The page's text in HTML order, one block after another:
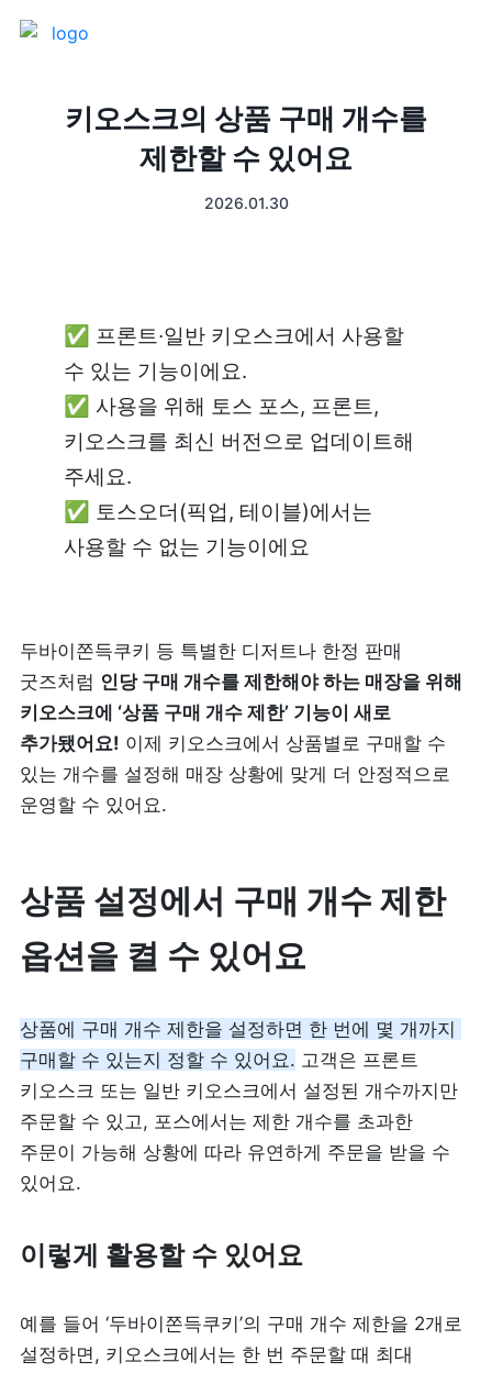
고객관리
매출 장부
키오스크
픽업주문
리뷰 모으기
음식점
카페・베이커리
식당
도소매
도・소매업
꽃집
서비스업
뷰티
피트니스
B2B
SDK·API 연동
페이스패스
추천 조합
사장님 스토리
광고 제휴
키오스크의 상품 구매 개수를
제한할 수 있어요
2026.01.30
✅ 프론트∙일반 키오스크에서 사용할
수 있는 기능이에요.
✅ 사용을 위해 토스 포스, 프론트,
키오스크를 최신 버전으로 업데이트해
주세요.
✅ 토스오더(픽업, 테이블)에서는
사용할 수 없는 기능이에요
두바이쫀득쿠키 등 특별한 디저트나 한정 판매
굿즈처럼 인당 구매 개수를 제한해야 하는 매장을 위해
키오스크에 ‘상품 구매 개수 제한’ 기능이 새로
추가됐어요! 이제 키오스크에서 상품별로 구매할 수
있는 개수를 설정해 매장 상황에 맞게 더 안정적으로
운영할 수 있어요.
상품 설정에서 구매 개수 제한
옵션을 켤 수 있어요
상품에 구매 개수 제한을 설정하면 한 번에 몇 개까지
구매할 수 있는지 정할 수 있어요. 고객은 프론트
키오스크 또는 일반 키오스크에서 설정된 개수까지만
주문할 수 있고, 포스에서는 제한 개수를 초과한
주문이 가능해 상황에 따라 유연하게 주문을 받을 수
있어요.
이렇게 활용할 수 있어요
예를 들어 ‘두바이쫀득쿠키’의 구매 개수 제한을 2개로
설정하면, 키오스크에서는 한 번 주문할 때 최대